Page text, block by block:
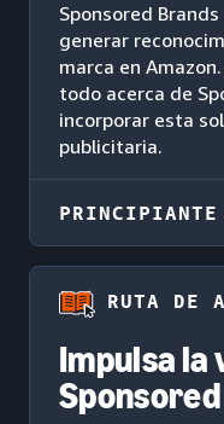
Sponsored
generar
marca en
todo acerca de
incorporar esta
publicitaria.
PRINCIPIANTE
RUTA DE
Impulsa la